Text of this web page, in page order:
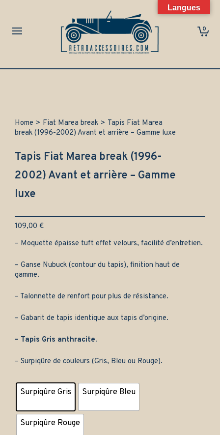
0
Home > Fiat Marea break > Tapis Fiat Marea
break (1996-2002) Avant et arrière – Gamme luxe
Tapis Fiat Marea break (1996-
2002) Avant et arrière – Gamme
luxe
109,00 €
– Moquette épaisse tuft effet velours, facilité d’entretien.
– Ganse Nubuck (contour du tapis), finition haut de
gamme.
– Talonnette de renfort pour plus de résistance.
– Gabarit de tapis identique aux tapis d’origine.
– Tapis Gris anthracite.
– Surpiqûre de couleurs (Gris, Bleu ou Rouge).
Surpiqûre Gris Surpiqûre Bleu
Surpiqûre Rouge
Langues